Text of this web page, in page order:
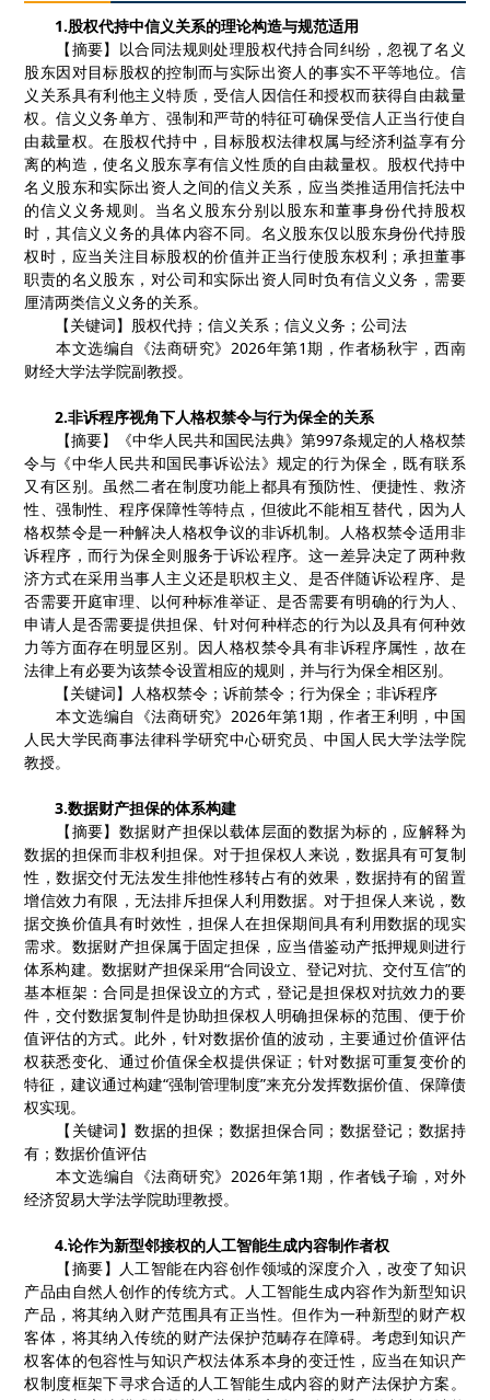
1.股权代持中信义关系的理论构造与规范适用
【摘要】以合同法规则处理股权代持合同纠纷，忽视了名义
股东因对目标股权的控制而与实际出资人的事实不平等地位。信
义关系具有利他主义特质，受信人因信任和授权而获得自由裁量
权。信义义务单方、强制和严苛的特征可确保受信人正当行使自
由裁量权。在股权代持中，目标股权法律权属与经济利益享有分
离的构造，使名义股东享有信义性质的自由裁量权。股权代持中
名义股东和实际出资人之间的信义关系，应当类推适用信托法中
的信义义务规则。当名义股东分别以股东和董事身份代持股权
时，其信义义务的具体内容不同。名义股东仅以股东身份代持股
权时，应当关注目标股权的价值并正当行使股东权利；承担董事
职责的名义股东，对公司和实际出资人同时负有信义义务，需要
厘清两类信义义务的关系。
【关键词】股权代持；信义关系；信义义务；公司法
本文选编自《法商研究》2026年第1期，作者杨秋宇，西南
财经大学法学院副教授。
2.非诉程序视角下人格权禁令与行为保全的关系
【摘要】《中华人民共和国民法典》第997条规定的人格权禁
令与《中华人民共和国民事诉讼法》规定的行为保全，既有联系
又有区别。虽然二者在制度功能上都具有预防性、便捷性、救济
性、强制性、程序保障性等特点，但彼此不能相互替代，因为人
格权禁令是一种解决人格权争议的非诉机制。人格权禁令适用非
诉程序，而行为保全则服务于诉讼程序。这一差异决定了两种救
济方式在采用当事人主义还是职权主义、是否伴随诉讼程序、是
否需要开庭审理、以何种标准举证、是否需要有明确的行为人、
申请人是否需要提供担保、针对何种样态的行为以及具有何种效
力等方面存在明显区别。因人格权禁令具有非诉程序属性，故在
法律上有必要为该禁令设置相应的规则，并与行为保全相区别。
【关键词】人格权禁令；诉前禁令；行为保全；非诉程序
本文选编自《法商研究》2026年第1期，作者王利明，中国
人民大学民商事法律科学研究中心研究员、中国人民大学法学院
教授。
3.数据财产担保的体系构建
【摘要】数据财产担保以载体层面的数据为标的，应解释为
数据的担保而非权利担保。对于担保权人来说，数据具有可复制
性，数据交付无法发生排他性移转占有的效果，数据持有的留置
增信效力有限，无法排斥担保人利用数据。对于担保人来说，数
据交换价值具有时效性，担保人在担保期间具有利用数据的现实
需求。数据财产担保属于固定担保，应当借鉴动产抵押规则进行
体系构建。数据财产担保采用“合同设立、登记对抗、交付互信”的
基本框架：合同是担保设立的方式，登记是担保权对抗效力的要
件，交付数据复制件是协助担保权人明确担保标的范围、便于价
值评估的方式。此外，针对数据价值的波动，主要通过价值评估
权获悉变化、通过价值保全权提供保证；针对数据可重复变价的
特征，建议通过构建“强制管理制度”来充分发挥数据价值、保障债
权实现。
【关键词】数据的担保；数据担保合同；数据登记；数据持
有；数据价值评估
本文选编自《法商研究》2026年第1期，作者钱子瑜，对外
经济贸易大学法学院助理教授。
4.论作为新型邻接权的人工智能生成内容制作者权
【摘要】 人工智能在内容创作领域的深度介入，改变了知识
产品由自然人创作的传统方式。人工智能生成内容作为新型知识
产品，将其纳入财产范围具有正当性。但作为一种新型的财产权
客体，将其纳入传统的财产法保护范畴存在障碍。考虑到知识产
权客体的包容性与知识产权法体系本身的变迁性，应当在知识产
权制度框架下寻求合适的人工智能生成内容的财产法保护方案。